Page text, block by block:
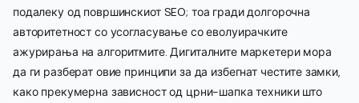
подалеку од површинскиот SEO; тоа гради долгорочна
авторитетност со усогласување со еволуирачките
ажурирања на алгоритмите. Дигиталните маркетери мора
да ги разберат овие принципи за да избегнат честите замки,
како прекумерна зависност од црни-шапка техники што